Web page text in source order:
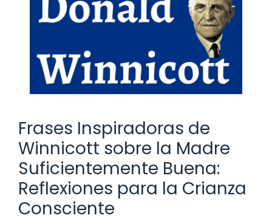
Frases Inspiradoras de
Winnicott sobre la Madre
Suficientemente Buena:
Reflexiones para la Crianza
Consciente